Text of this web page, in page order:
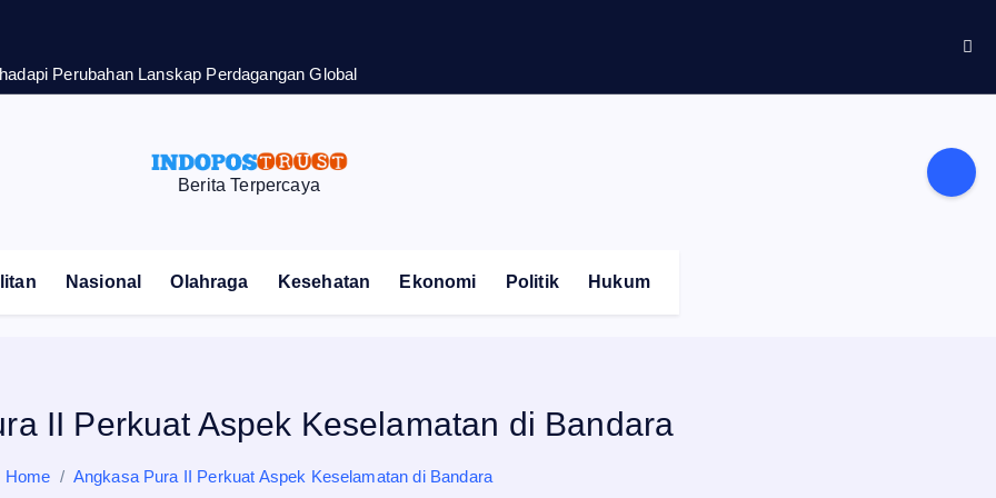
hadapi Perubahan Lanskap Perdagangan Global
Berita Terpercaya
Nasional Olahraga Kesehatan Ekonomi Politik Hukum
II Perkuat Aspek Keselamatan di Bandara
Home Angkasa Pura II Perkuat Aspek Keselamatan di Bandara